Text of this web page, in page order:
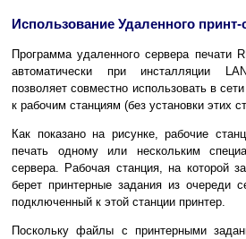
Использование Удаленного принт-
Программа удаленного сервера печати
автоматически при инсталляции
позволяет совместно использовать в
к рабочим станциям (без установки этих
Как показано на рисунке, рабочие
печать одному или нескольким
сервера. Рабочая станция, на которой
берет принтерные задания из очереди
подключенный к этой станции принтер.
Поскольку файлы с принтерными